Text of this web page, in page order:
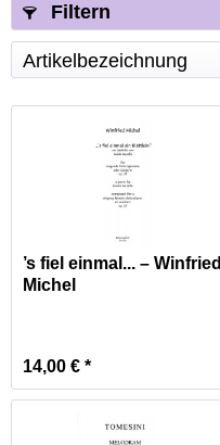
Filtern
’s fiel einmal... – Winfried
Michel
14,00 € *